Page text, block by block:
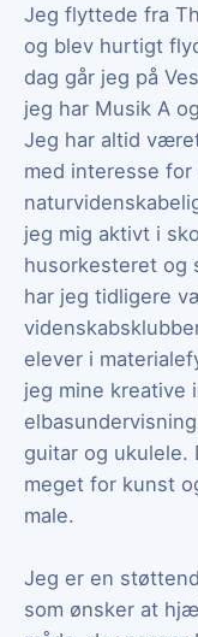
Jeg flyttede fra
og blev hurtigt
dag går jeg på
jeg har Musik A
Jeg har altid
med interesse
jeg mig aktivt i
husorkesteret og
har jeg tidligere
elever i
jeg mine kreative
guitar og ukulele.
meget for kunst
male.
Jeg er en
som ønsker at